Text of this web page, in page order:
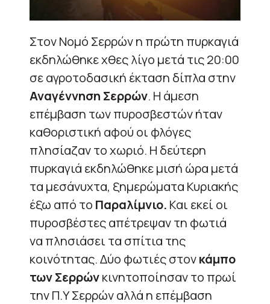
Στον Νομό Σερρών η πρώτη πυρκαγιά
εκδηλώθηκε χθες λίγο μετά τις 20:00
σε αγροτοδασική έκταση δίπλα στην
Αναγέννηση Σερρών. Η άμεση
επέμβαση των πυροσβεστών ήταν
καθοριστική αφού οι φλόγες
πλησίαζαν το χωριό. Η δεύτερη
πυρκαγιά εκδηλώθηκε μισή ώρα μετά
τα μεσάνυχτα, ξημερώματα Κυριακής
έξω από το Παραλίμνιο. Και εκεί οι
πυροσβέστες απέτρεψαν τη φωτιά
να πλησιάσει τα σπίτια της
κοινότητας. Δύο φωτιές στονκάμπο
των Σερρώνκινητοποίησαν το πρωί
την Π.Υ Σερρών αλλά η επέμβαση